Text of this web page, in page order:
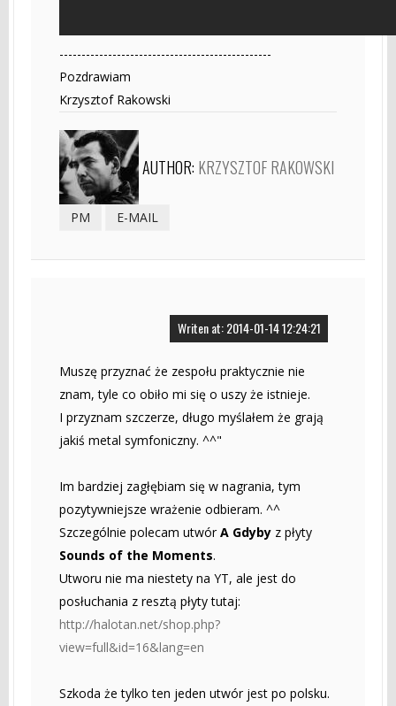
------------------------------------------------
Pozdrawiam
Krzysztof Rakowski
AUTHOR: KRZYSZTOF RAKOWSKI
PM E-MAIL
Writen at: 2014-01-14 12:24:21
Muszę przyznać że zespołu praktycznie nie
znam, tyle co obiło mi się o uszy że istnieje.
I przyznam szczerze, długo myślałem że grają
jakiś metal symfoniczny. ^^"
Im bardziej zagłębiam się w nagrania, tym
pozytywniejsze wrażenie odbieram. ^^
Szczególnie polecam utwórA Gdyby z płyty
Sounds of the Moments.
Utworu nie ma niestety na YT, ale jest do
posłuchania z resztą płyty tutaj:
http://halotan.net/shop.php?
view=full&id=16&lang=en
Szkoda że tylko ten jeden utwór jest po polsku.